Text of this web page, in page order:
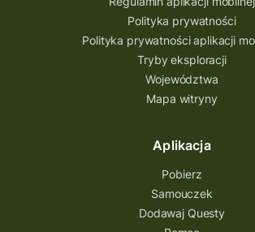
Polityka prywatności
Polityka prywatności aplikacji
Tryby eksploracji
Województwa
Mapa witryny
Aplikacja
Pobierz
Samouczek
Dodawaj Questy